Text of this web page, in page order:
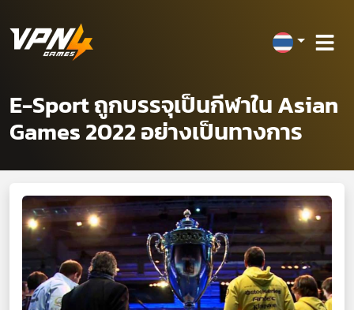
E-Sport ถูกบรรจุเป็นกีฬาใน Asian
Games 2022 อย่างเป็นทางการ